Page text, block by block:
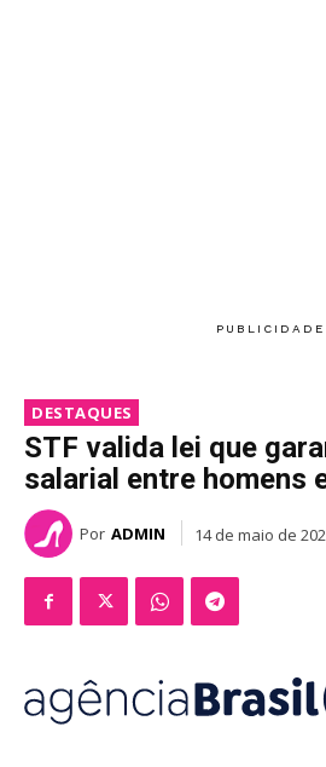
DESTAQUES
STF valida lei que
salarial entre homens
Por ADMIN 14 de maio de